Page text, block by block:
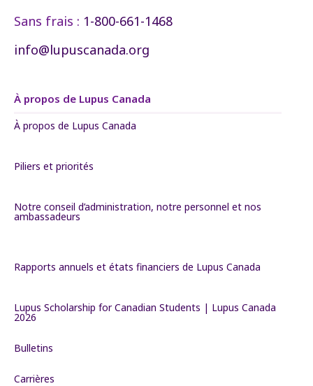
Sans frais : 1-800-661-1468
info@lupuscanada.org
À propos de Lupus Canada
À propos de Lupus Canada
Piliers et priorités
Notre conseil d’administration, notre personnel et nos
ambassadeurs
Rapports annuels et états financiers de Lupus Canada
Lupus Scholarship for Canadian Students | Lupus Canada
2026
Bulletins
Carrières